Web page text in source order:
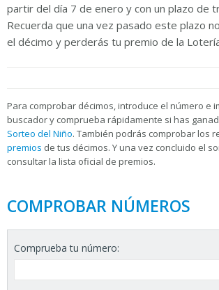
partir del día 7 de enero y con un plazo de
Recuerda que una vez pasado este plazo
el décimo y perderás tu premio de la
Para comprobar décimos, introduce el número e
buscador y comprueba rápidamente si has
Sorteo del Niño. También podrás comprobar los
premios de tus décimos. Y una vez concluido el
consultar la lista oficial de premios.
COMPROBAR NÚMEROS
Comprueba tu número: